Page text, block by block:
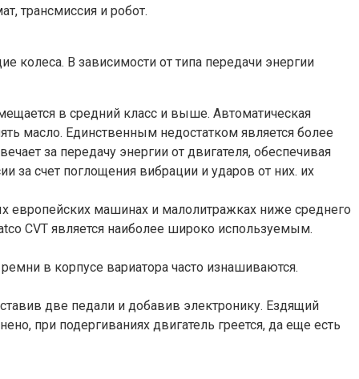
трансмиссия и робот.
колеса. В зависимости от типа передачи энергии
в средний класс и выше. Автоматическая
масло. Единственным недостатком является более
за передачу энергии от двигателя, обеспечивая
за счет поглощения вибрации и ударов от них. их
европейских машинах и малолитражках ниже среднего
CVT является наиболее широко используемым.
в корпусе вариатора часто изнашиваются.
две педали и добавив электронику. Ездящий
при подергиваниях двигатель греется, да еще есть